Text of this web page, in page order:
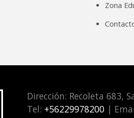
Zona
Dirección: Recoleta 683,
Tel: +56229978200 |